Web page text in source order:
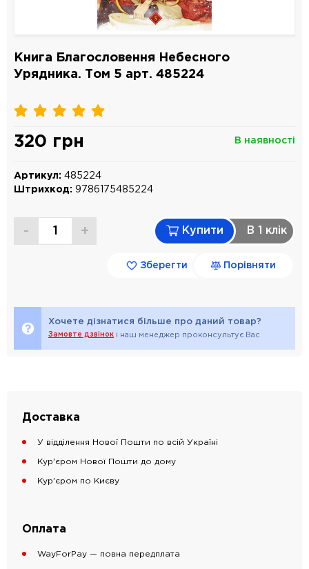
Книга Благословення Небесного
Урядника. Том 5 арт. 485224
В наявності
320 грн
Артикул: 485224
Штрихкод: 9786175485224
- + Купити В 1 клiк
Зберегти Порівняти
Хочете дізнатися більше про даний товар?
Замовте дзвінок і наш менеджер проконсультує Вас
Доставка
У відділення Нової Пошти по всій Україні
Кур'єром Нової Пошти до дому
Кур'єром по Києву
Оплата
WayForPay — повна передплата